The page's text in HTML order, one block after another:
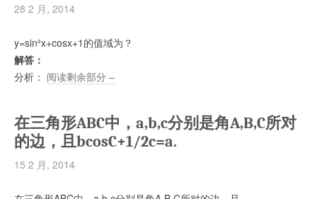
28 2 月, 2014
y=sin²x+cosx+1的值域为？
解答：
分析： 阅读剩余部分 –
在三角形ABC中，a,b,c分别是角A,B,C所对
的边，且bcosC+1/2c=a.
15 2 月, 2014